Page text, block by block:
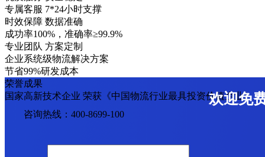
专属客服 7*24小时支撑
时效保障 数据准确
成功率100%，准确率≥99.9%
专业团队 方案定制
企业系统级物流解决方案
节省99%研发成本
荣誉成果
国家高新技术企业 荣获《中国物流行业最具投资价值企业》
欢迎免
咨询热线：400-8699-100